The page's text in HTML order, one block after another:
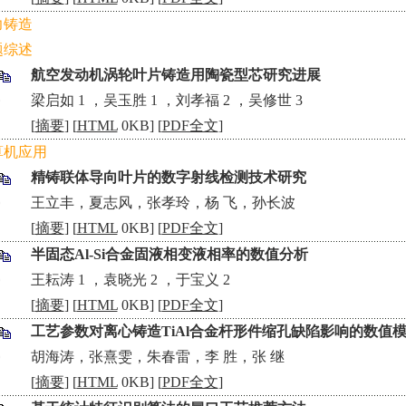
铸造
综述
航空发动机涡轮叶片铸造用陶瓷型芯研究进展
梁启如 1 ，吴玉胜 1 ，刘孝福 2 ，吴修世 3
[摘要] [HTML0KB] [PDF全文]
应用
精铸联体导向叶片的数字射线检测技术研究
王立丰，夏志风，张孝玲，杨 飞，孙长波
[摘要] [HTML0KB] [PDF全文]
半固态Al-Si合金固液相变液相率的数值分析
王耘涛 1 ，袁晓光 2 ，于宝义 2
[摘要] [HTML0KB] [PDF全文]
工艺参数对离心铸造TiAl合金杆形件缩孔缺陷影响的数值
胡海涛，张熹雯，朱春雷，李 胜，张 继
[摘要] [HTML0KB] [PDF全文]